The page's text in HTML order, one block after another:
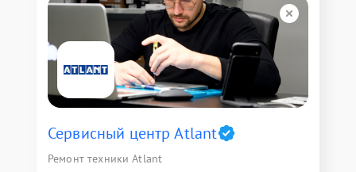
Сервисный центр Atlant
Ремонт техники Atlant